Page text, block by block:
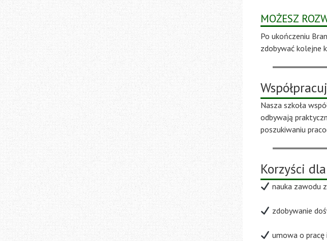
MOŻESZ
Po ukończeniu
zdobywać kolejne
Nasza szkoła
odbywają
poszukiwaniu
Korzyści
nauka zawodu
zdobywanie
umowa o pracę